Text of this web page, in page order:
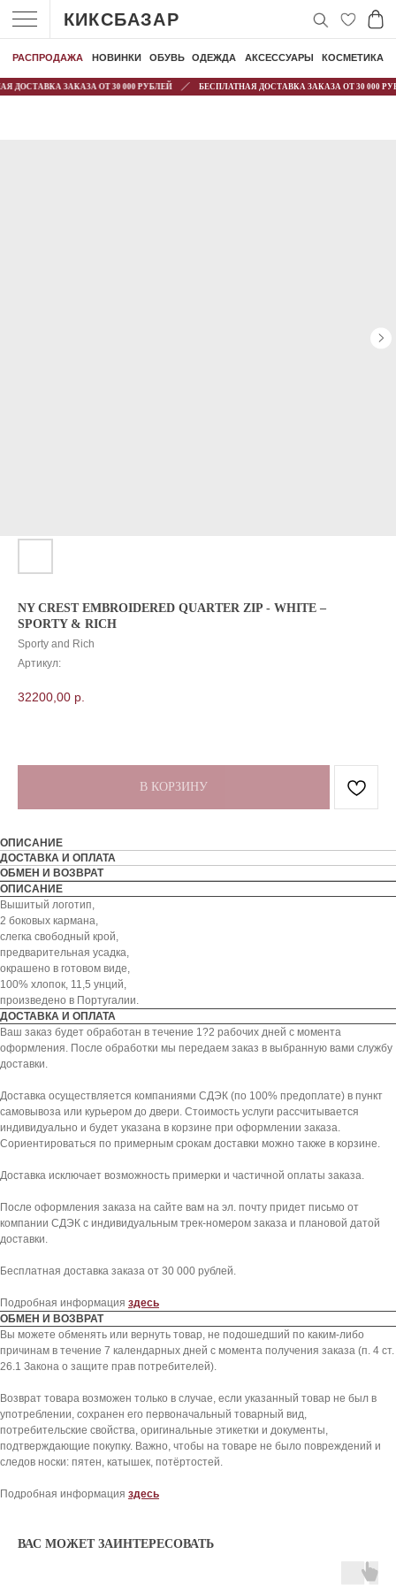
ДОСТАВКА ЗАКАЗА ОТ 30 000 РУБЛЕЙ БЕСПЛАТНАЯ ДОСТАВКА ЗАКАЗА ОТ 30 000
НОВИНКИ
РАСПРОДАЖА ОБУВЬ ОДЕЖДА АКСЕССУАРЫ КОСМЕТИКА
КИКСБАЗАР
NY CREST EMBROIDERED QUARTER ZIP - WHITE –
SPORTY & RICH
Sporty and Rich
Артикул:
32200,00 р.
В КОРЗИНУ
ОПИСАНИЕ
ДОСТАВКА И ОПЛАТА
ОБМЕН И ВОЗВРАТ
ОПИСАНИЕ
Вышитый логотип,
2 боковых кармана,
слегка свободный крой,
предварительная усадка,
окрашено в готовом виде,
100% хлопок, 11,5 унций,
произведено в Португалии.
ДОСТАВКА И ОПЛАТА
Ваш заказ будет обработан в течение 1?2 рабочих дней с момента
оформления. После обработки мы передаем заказ в выбранную вами службу
доставки.
Доставка осуществляется компаниями СДЭК (по 100% предоплате) в пункт
самовывоза или курьером до двери. Стоимость услуги рассчитывается
индивидуально и будет указана в корзине при оформлении заказа.
Сориентироваться по примерным срокам доставки можно также в корзине.
Доставка исключает возможность примерки и частичной оплаты заказа.
После оформления заказа на сайте вам на эл. почту придет письмо от
компании СДЭК с индивидуальным трек-номером заказа и плановой датой
доставки.
Бесплатная доставка заказа от 30 000 рублей.
Подробная информация здесь
ОБМЕН И ВОЗВРАТ
Вы можете обменять или вернуть товар, не подошедший по каким-либо
причинам в течение 7 календарных дней с момента получения заказа (п. 4 ст.
26.1 Закона о защите прав потребителей).
Возврат товара возможен только в случае, если указанный товар не был в
употреблении, сохранен его первоначальный товарный вид,
потребительские свойства, оригинальные этикетки и документы,
подтверждающие покупку. Важно, чтобы на товаре не было повреждений и
следов носки: пятен, катышек, потёртостей.
Подробная информация здесь
ВАС МОЖЕТ ЗАИНТЕРЕСОВАТЬ